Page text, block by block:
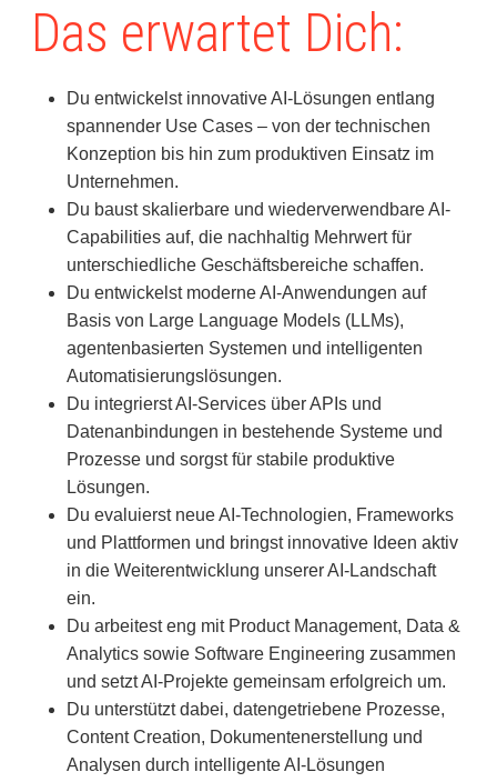
Das erwartet Dich:
Du entwickelst innovative AI-Lösungen entlang
spannender Use Cases – von der technischen
Konzeption bis hin zum produktiven Einsatz im
Unternehmen.
Du baust skalierbare und wiederverwendbare AI-
Capabilities auf, die nachhaltig Mehrwert für
unterschiedliche Geschäftsbereiche schaffen.
Du entwickelst moderne AI-Anwendungen auf
Basis von Large Language Models (LLMs),
agentenbasierten Systemen und intelligenten
Automatisierungslösungen.
Du integrierst AI-Services über APIs und
Datenanbindungen in bestehende Systeme und
Prozesse und sorgst für stabile produktive
Lösungen.
Du evaluierst neue AI-Technologien, Frameworks
und Plattformen und bringst innovative Ideen aktiv
in die Weiterentwicklung unserer AI-Landschaft
ein.
Du arbeitest eng mit Product Management, Data &
Analytics sowie Software Engineering zusammen
und setzt AI-Projekte gemeinsam erfolgreich um.
Du unterstützt dabei, datengetriebene Prozesse,
Content Creation, Dokumentenerstellung und
Analysen durch intelligente AI-Lösungen